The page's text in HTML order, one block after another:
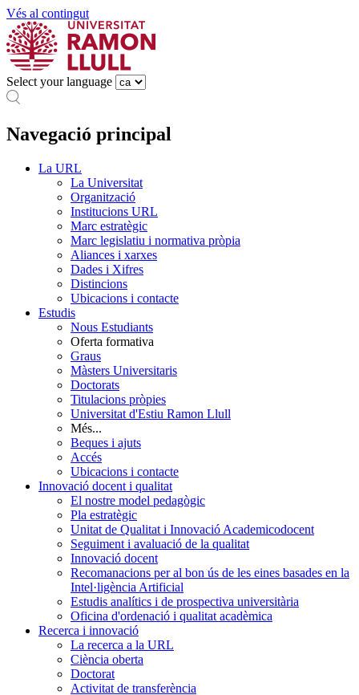
Vés al contingut
Select your language
Navegació principal
La URL
La Universitat
Organització
Institucions URL
Marc estratègic
Marc legislatiu i normativa pròpia
Aliances i xarxes
Dades i Xifres
Distincions
Ubicacions i contacte
Estudis
Nous Estudiants
Oferta formativa
Graus
Màsters Universitaris
Doctorats
Titulacions pròpies
Universitat d'Estiu Ramon Llull
Més...
Beques i ajuts
Accés
Ubicacions i contacte
Innovació docent i qualitat
El nostre model pedagògic
Pla estratègic
Unitat de Qualitat i Innovació Academicodocent
Seguiment i avaluació de la qualitat
Innovació docent
Recomanacions per al bon ús de les eines basades en la
Intel·ligència Artificial
Estudis analítics i de prospectiva universitària
Oficina d'ordenació i qualitat acadèmica
Recerca i innovació
La recerca a la URL
Ciència oberta
Doctorat
Activitat de transferència